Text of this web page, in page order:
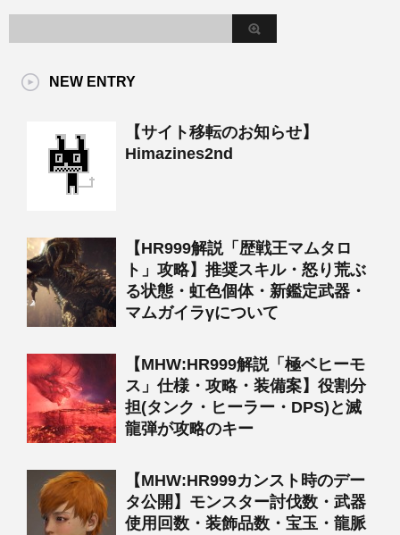
NEW ENTRY
【サイト移転のお知らせ】
Himazines2nd
【HR999解説「歴戦王マムタロ
ト」攻略】推奨スキル・怒り荒ぶ
る状態・虹色個体・新鑑定武器・
マムガイラγについて
【MHW:HR999解説「極ベヒーモ
ス」仕様・攻略・装備案】役割分
担(タンク・ヒーラー・DPS)と滅
龍弾が攻略のキー
【MHW:HR999カンスト時のデー
タ公開】モンスター討伐数・武器
使用回数・装飾品数・宝玉・龍脈